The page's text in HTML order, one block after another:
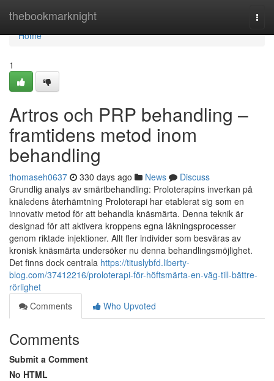
thebookmarknight
Home
Home
1
Artros och PRP behandling –
framtidens metod inom
behandling
thomaseh0637 330 days ago News
Discuss
Grundlig analys av smärtbehandling: Proloterapins inverkan på
knäledens återhämtning Proloterapi har etablerat sig som en
innovativ metod för att behandla knäsmärta. Denna teknik är
designad för att aktivera kroppens egna läkningsprocesser
genom riktade injektioner. Allt fler individer som besväras av
kronisk knäsmärta undersöker nu denna behandlingsmöjlighet.
Det finns dock centrala https://tituslybfd.liberty-
blog.com/37412216/proloterapi-för-höftsmärta-en-väg-till-bättre-
rörlighet
Comments
Who Upvoted
Comments
Submit a Comment
No HTML